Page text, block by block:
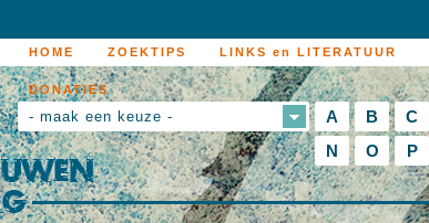
HOME ZOEKTIPS LINKS en LITERATUUR
DONATIES
- maak een keuze - A B C
N
O P